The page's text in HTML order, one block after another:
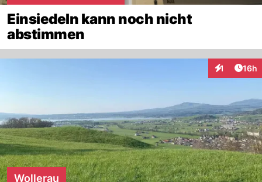
Einsiedeln kann noch nicht
abstimmen
1 16h
Wollerau